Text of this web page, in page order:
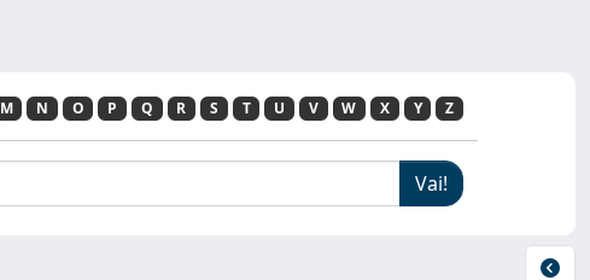
M N O P Q R S T U V W X Y Z